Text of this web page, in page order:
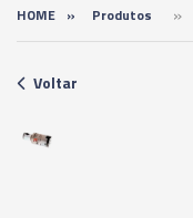
HOME » Produtos »
Voltar